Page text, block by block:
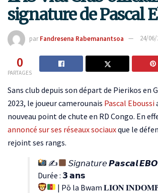
signature de Pascal
par Fandresena Rabemanantsoa 24/06/
0
PARTAGES
Sans club depuis son départ de Pierikos en
2023, le joueur camerounais Pascal Eboussi
nouveau point de chute en RD Congo. En
annoncé sur ses réseaux sociauxque le
rejoint ses rangs.
✍
𝘚𝘪𝘨𝘯𝘢𝘵𝘶𝘳𝘦 𝙋𝙖𝙨𝙘𝙖𝙡
Durée : 𝟯 𝗮𝗻𝘀
| Pō la Bwam 𝐋𝐈𝐎𝐍